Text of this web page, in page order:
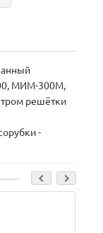
МИМ-300М,
решётки
-